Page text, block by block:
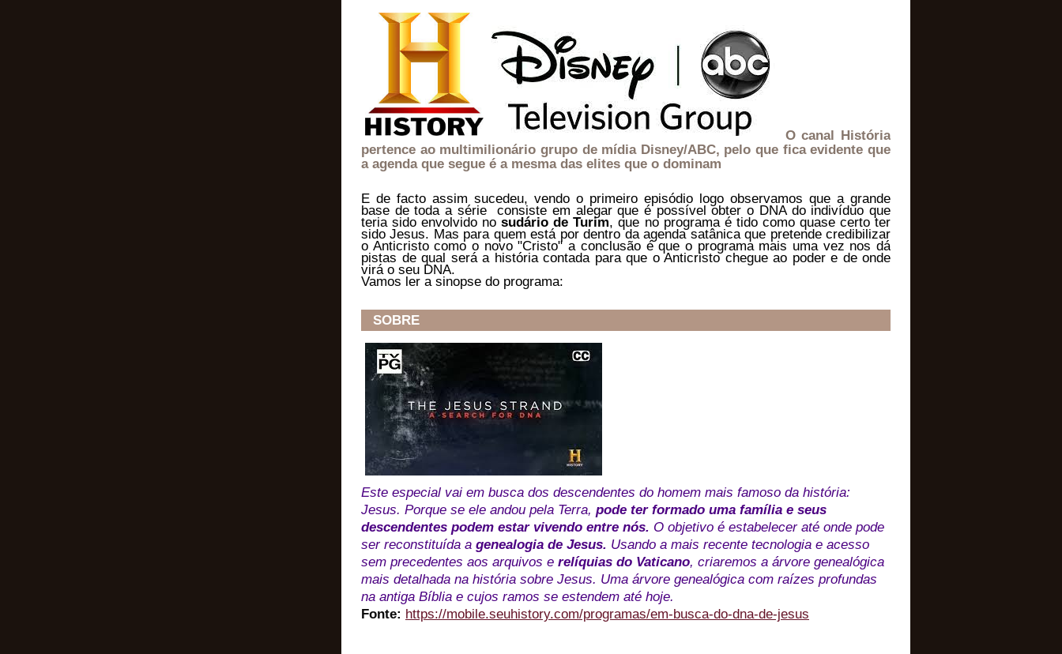
O canal História
pertence ao multimilionário grupo de mídia Disney/ABC, pelo que fica evidente que
a agenda que segue é a mesma das elites que o dominam
E de facto assim sucedeu, vendo o primeiro episódio logo observamos que a grande
base de toda a série consiste em alegar que é possível obter o DNA do indivíduo que
teria sido envolvido nosudário de Turim, que no programa é tido como quase certo ter
sido Jesus. Mas para quem está por dentro da agenda satânica que pretende credibilizar
o Anticristo como o novo "Cristo" a conclusão é que o programa mais uma vez nos dá
pistas de qual será a história contada para que o Anticristo chegue ao poder e de onde
virá o seu DNA.
Vamos ler a sinopse do programa:
SOBRE
Este especial vai em busca dos descendentes do homem mais famoso da história:
Jesus. Porque se ele andou pela Terra, pode ter formado uma família e seus
descendentes podem estar vivendo entre nós. O objetivo é estabelecer até onde pode
ser reconstituída a genealogia de Jesus. Usando a mais recente tecnologia e acesso
sem precedentes aos arquivos e relíquias do Vaticano, criaremos a árvore genealógica
mais detalhada na história sobre Jesus. Uma árvore genealógica com raízes profundas
na antiga Bíblia e cujos ramos se estendem até hoje.
Fonte: https://mobile.seuhistory.com/programas/em-busca-do-dna-de-jesus